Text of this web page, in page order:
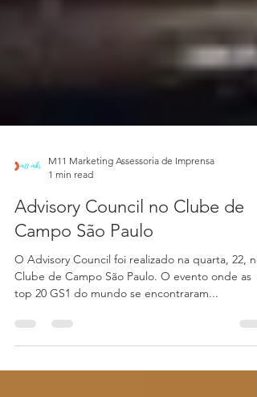
M11 Marketing Assessoria de Imprensa
1 min read
Advisory Council no Clube de
Campo São Paulo
O Advisory Council foi realizado na quarta, 22, no